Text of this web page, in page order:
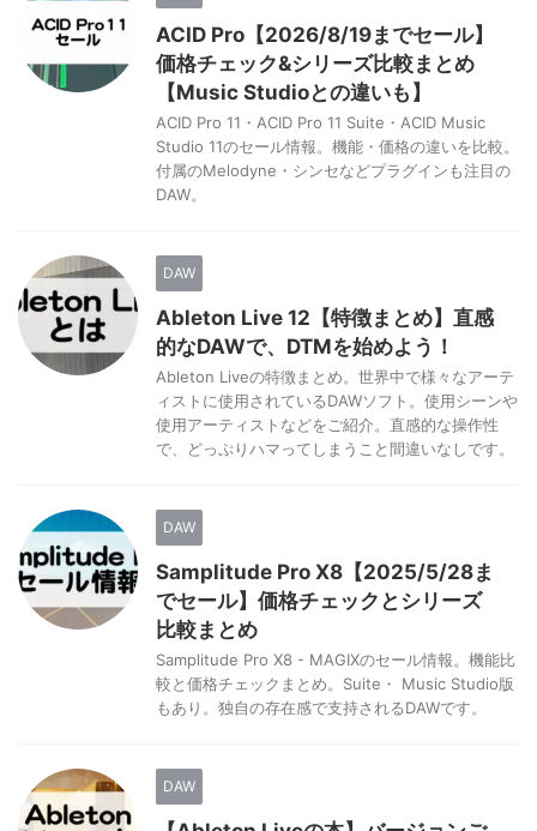
ACID Pro【2026/8/19までセール】
価格チェック&シリーズ比較まとめ
【Music Studioとの違いも】
ACID Pro 11・ACID Pro 11 Suite・ACID Music
Studio 11のセール情報。機能・価格の違いを比較。
付属のMelodyne・シンセなどプラグインも注目の
DAW。
DAW
Ableton Live 12【特徴まとめ】直感
的なDAWで、DTMを始めよう！
Ableton Liveの特徴まとめ。世界中で様々なアーテ
ィストに使用されているDAWソフト。使用シーンや
使用アーティストなどをご紹介。直感的な操作性
で、どっぷりハマってしまうこと間違いなしです。
DAW
Samplitude Pro X8【2025/5/28ま
でセール】価格チェックとシリーズ
比較まとめ
Samplitude Pro X8 - MAGIXのセール情報。機能比
較と価格チェックまとめ。Suite・ Music Studio版
もあり。独自の存在感で支持されるDAWです。
DAW